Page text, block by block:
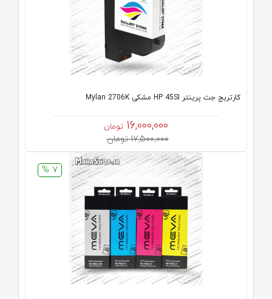
کارتریج جت پرینتر HP 45SI مشکی Mylan 2706K
16,000,000 تومان
17,500,000 تومان
7 %